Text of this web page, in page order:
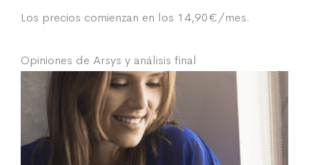
Los precios comienzan en los 14,90€/mes.
Opiniones de Arsys y análisis final